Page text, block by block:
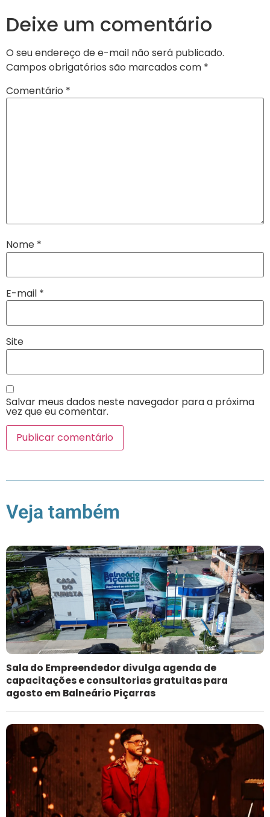
Deixe um comentário
O seu endereço de e-mail não será publicado.
Campos obrigatórios são marcados com *
Comentário *
Nome *
E-mail *
Site
Salvar meus dados neste navegador para a próxima
vez que eu comentar.
Veja também
Sala do Empreendedor divulga agenda de
capacitações e consultorias gratuitas para
agosto em Balneário Piçarras